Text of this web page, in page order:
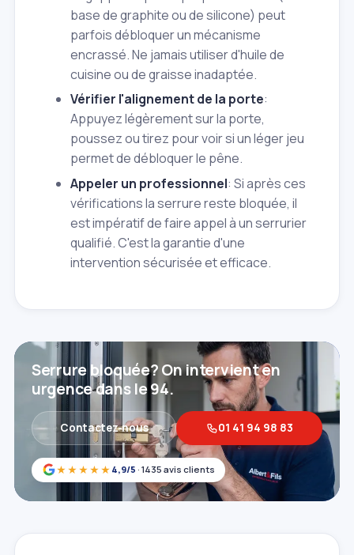
base de graphite ou de silicone) peut
parfois débloquer un mécanisme
encrassé. Ne jamais utiliser d'huile de
cuisine ou de graisse inadaptée.
Vérifier l'alignement de la porte:
Appuyez légèrement sur la porte,
poussez ou tirez pour voir si un léger jeu
permet de débloquer le pêne.
Appeler un professionnel: Si après ces
vérifications la serrure reste bloquée, il
est impératif de faire appel à un serrurier
qualifié. C'est la garantie d'une
intervention sécurisée et efficace.
★★★★★ 4,9/5 · 1435 avis clients
Serrure bloquée? On intervient en
urgence dans le 94.
Contactez‑nous 01 41 94 98 83